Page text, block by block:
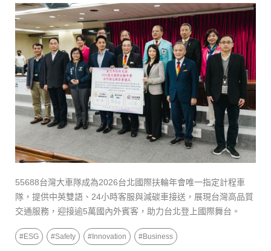
55688台灣大車隊成為2026台北國際扶輪年會唯一指定計程車
隊，提供中英雙語、24小時客服與減碳車接送，展現台灣高品質
交通服務，迎接逾5萬國內外賓客，助力台北登上國際舞台。
#ESG #Safety # Innovation #Business